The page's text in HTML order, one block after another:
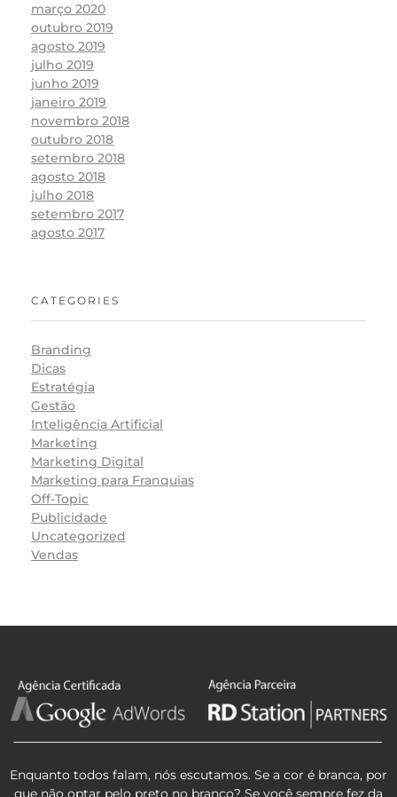
março 2020
outubro 2019
agosto 2019
julho 2019
junho 2019
janeiro 2019
novembro 2018
outubro 2018
setembro 2018
agosto 2018
julho 2018
setembro 2017
agosto 2017
CATEGORIES
Branding
Dicas
Estratégia
Gestão
Inteligência Artificial
Marketing
Marketing Digital
Marketing para Franquias
Off-Topic
Publicidade
Uncategorized
Vendas
Enquanto todos falam, nós escutamos. Se a cor é branca, por
que não optar pelo preto no branco? Se você sempre fez da